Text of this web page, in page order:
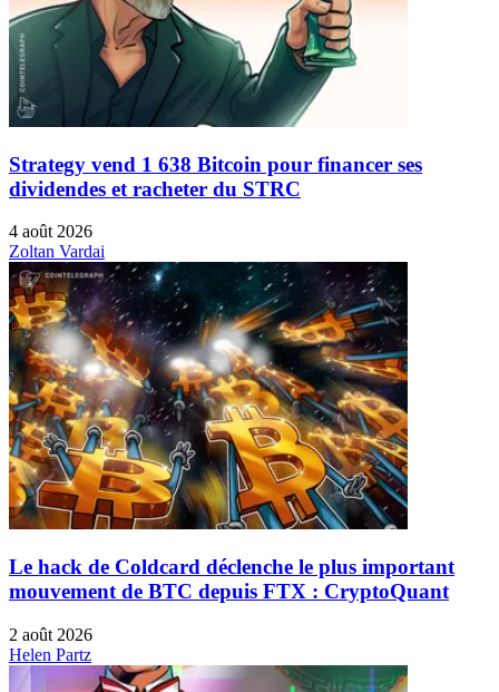
Strategy vend 1 638 Bitcoin pour financer ses
dividendes et racheter du STRC
4 août 2026
Zoltan Vardai
Le hack de Coldcard déclenche le plus important
mouvement de BTC depuis FTX : CryptoQuant
2 août 2026
Helen Partz